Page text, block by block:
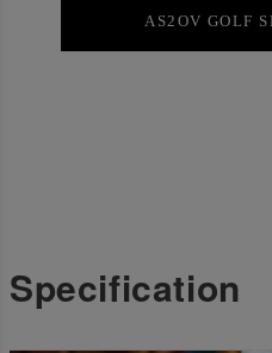
AS2OV GOLF
Specification